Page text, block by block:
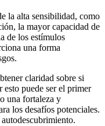
la alta sensibilidad, como
la mayor capacidad de
de los estímulos
una forma
claridad sobre si
esto puede ser el primer
una fortaleza y
los desafíos potenciales.